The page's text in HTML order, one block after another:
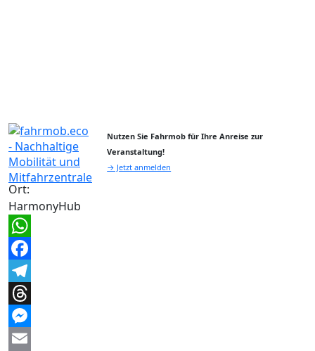
Nutzen Sie Fahrmob für Ihre Anreise zur
Veranstaltung!
→ Jetzt anmelden
Ort:
HarmonyHub
WhatsApp
Facebook
Telegram
Threads
Messenger